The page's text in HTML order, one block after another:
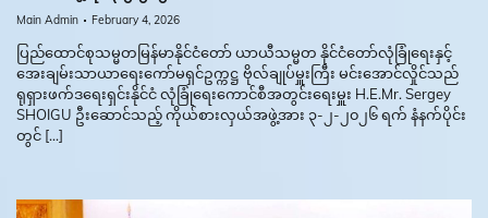
Main Admin February 4, 2026
ပြည်ထောင်စုသမ္မတမြန်မာနိုင်ငံတော် ယာယီသမ္မတ နိုင်ငံတော်လုံခြုံရေးနှင့်
အေးချမ်းသာယာရေးကော်မရှင်ဥက္ကဋ္ဌ ဗိုလ်ချုပ်မှူးကြီး မင်းအောင်လှိုင်သည်
ရုရှားဖက်ဒရေးရှင်းနိုင်ငံ လုံခြုံရေးကောင်စီအတွင်းရေးမှူး H.E.Mr. Sergey
SHOIGU ဦးဆောင်သည့် ကိုယ်စားလှယ်အဖွဲ့အား ၃-၂-၂၀၂၆ ရက် နံနက်ပိုင်း
တွင် […]